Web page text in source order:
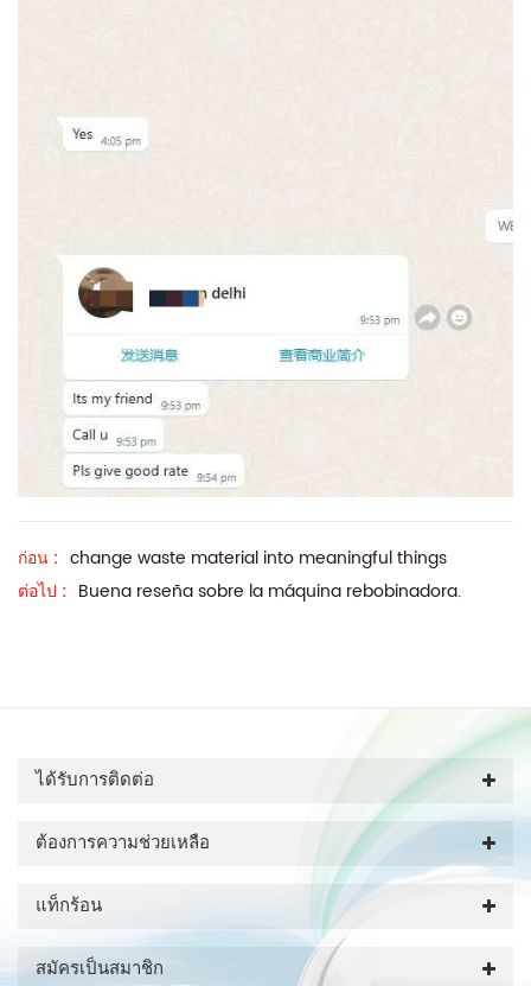
ก่อน : change waste material into meaningful things
ต่อไป : Buena reseña sobre la máquina rebobinadora.
ได้รับการติดต่อ
ต้องการความช่วยเหลือ
แท็กร้อน
สมัครเป็นสมาชิก